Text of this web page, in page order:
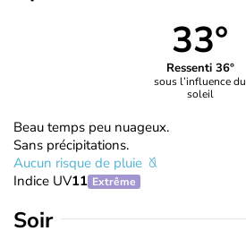
33°
Ressenti 36°
sous l’influence du
soleil
Beau temps peu nuageux.
Sans précipitations.
Aucun risque de pluie
Indice UV11 Extrême
Soir